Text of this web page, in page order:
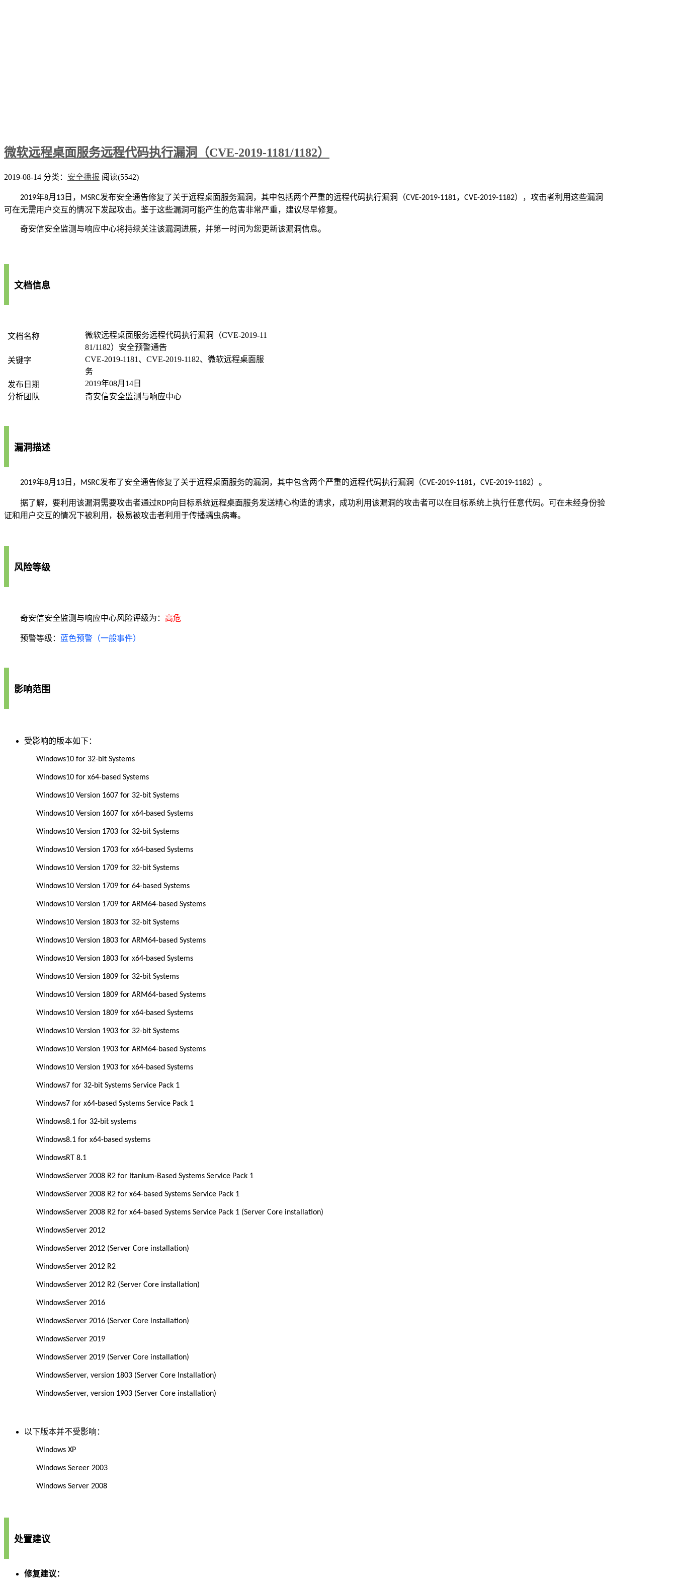
微软远程桌面服务远程代码执行漏洞（CVE-2019-1181/1182）
2019-08-14 分类： 安全播报 阅读(5542)
2019年8月 13 日， MSRC发布安全通告修复了关于远程桌面服务漏洞，其中包括两个严重的远程代码执行漏洞（CVE-2019-1181， CVE-2019-1182），攻击者利用这些漏洞
可在无需用户交互的情况下发起攻击。鉴于这些漏洞可能产生的危害非常严重，建议尽早修复。
奇安信安全监测与响应中心将持续关注该漏洞进展，并第一时间为您更新该漏洞信息。
文档信息
文档名称 微软远程桌面服务远程代码执行漏洞（CVE-2019-11
81/1182）安全预警通告
关键字
CVE-2019-1181、CVE-2019-1182、微软远程桌面服
务
发布日期
2019年08月 14 日
分析团队
奇安信安全监测与响应中心
漏洞描述
2019年8月 13 日， MSRC发布了安全通告修复了关于远程桌面服务的漏洞，其中包含两个严重的远程代码执行漏洞（CVE-2019-1181， CVE-2019-1182）。
据了解，要利用该漏洞需要攻击者通过RDP向目标系统远程桌面服务发送精心构造的请求，成功利用该漏洞的攻击者可以在目标系统上执行任意代码。可在未经身份验
证和用户交互的情况下被利用，极易被攻击者利用于传播蠕虫病毒。
风险等级
奇安信安全监测与响应中心风险评级为： 高危
预警等级： 蓝色预警（一般事件）
影响范围
受影响的版本如下：
Windows10 for 32-bit Systems
Windows10 for x64-based Systems
Windows10 Version 1607 for 32-bit Systems
Windows10 Version 1607 for x64-based Systems
Windows10 Version 1703 for 32-bit Systems
Windows10 Version 1703 for x64-based Systems
Windows10 Version 1709 for 32-bit Systems
Windows10 Version 1709 for 64-based Systems
Windows10 Version 1709 for ARM64-based Systems
Windows10 Version 1803 for 32-bit Systems
Windows10 Version 1803 for ARM64-based Systems
Windows10 Version 1803 for x64-based Systems
Windows10 Version 1809 for 32-bit Systems
Windows10 Version 1809 for ARM64-based Systems
Windows10 Version 1809 for x64-based Systems
Windows10 Version 1903 for 32-bit Systems
Windows10 Version 1903 for ARM64-based Systems
Windows10 Version 1903 for x64-based Systems
Windows7 for 32-bit Systems Service Pack 1
Windows7 for x64-based Systems Service Pack 1
Windows8.1 for 32-bit systems
Windows8.1 for x64-based systems
WindowsRT 8.1
WindowsServer 2008 R2 for Itanium-Based Systems Service Pack 1
WindowsServer 2008 R2 for x64-based Systems Service Pack 1
WindowsServer 2008 R2 for x64-based Systems Service Pack 1 (Server Core installation)
WindowsServer 2012
WindowsServer 2012 (Server Core installation)
WindowsServer 2012 R2
WindowsServer 2012 R2 (Server Core installation)
WindowsServer 2016
WindowsServer 2016 (Server Core installation)
WindowsServer 2019
WindowsServer 2019 (Server Core installation)
WindowsServer, version 1803 (Server Core Installation)
WindowsServer, version 1903 (Server Core installation)
以下版本并不受影响：
Windows XP
Windows Sereer 2003
Windows Server 2008
处置建议
修复建议：